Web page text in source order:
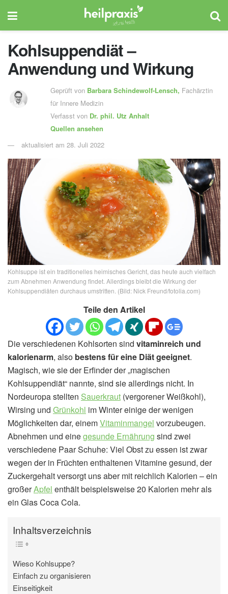
Kohlsuppendiät –
Anwendung und Wirkung
Geprüft von Barbara Schindewolf-Lensch, Fachärztin
für Innere Medizin
Verfasst von Dr. phil. Utz Anhalt
Quellen ansehen
aktualisiert am 28. Juli 2022
Kohlsuppe ist ein traditionelles heimisches Gericht, das heute auch vielfach
zum Abnehmen Anwendung findet. Allerdings bleibt die Wirkung der
Kohlsuppendiäten durchaus umstritten. (Bild: Nick Freund/fotolia.com)
Teile den Artikel
Die verschiedenen Kohlsorten sind vitaminreich und
kalorienarm, also bestens für eine Diät geeignet.
Magisch, wie sie der Erfinder der „magischen
Kohlsuppendiät“ nannte, sind sie allerdings nicht. In
Nordeuropa stellten Sauerkraut (vergorener Weißkohl),
Wirsing und Grünkohl im Winter einige der wenigen
Möglichkeiten dar, einemVitaminmangel vorzubeugen.
Abnehmen und einegesunde Ernährung sind zwei
verschiedene Paar Schuhe: Viel Obst zu essen ist zwar
wegen der in Früchten enthaltenen Vitamine gesund, der
Zuckergehalt versorgt uns aber mit reichlich Kalorien – ein
großerApfel enthält beispielsweise 20 Kalorien mehr als
ein Glas Coca Cola.
Inhaltsverzeichnis
Wieso Kohlsuppe?
Einfach zu organisieren
Einseitigkeit